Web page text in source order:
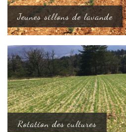
Jeunes sillons de lavande
Rotation des cultures